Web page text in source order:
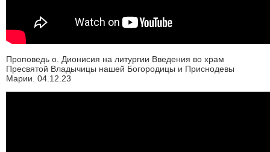
Проповедь о. Дионисия на литургии Введения во храм
Пресвятой Владычицы нашей Богородицы и Приснодевы
Марии. 04.12.23